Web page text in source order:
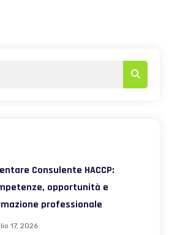
Search
Consulente HACCP:
opportunità e
professionale
17, 2026